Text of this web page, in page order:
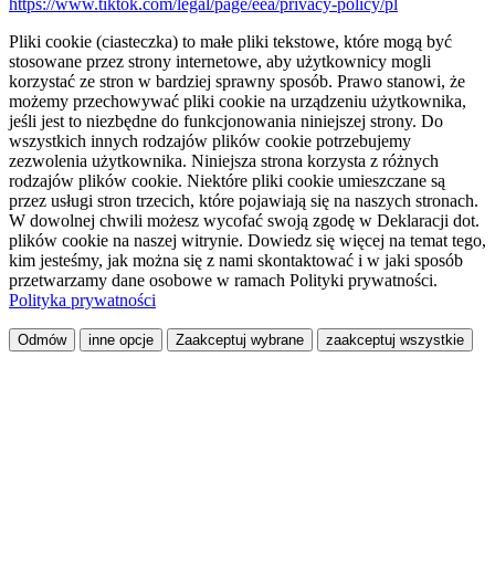
https://www.tiktok.com/legal/page/eea/privacy-policy/pl
Pliki cookie (ciasteczka) to małe pliki tekstowe, które mogą być
stosowane przez strony internetowe, aby użytkownicy mogli
korzystać ze stron w bardziej sprawny sposób. Prawo stanowi, że
możemy przechowywać pliki cookie na urządzeniu użytkownika,
jeśli jest to niezbędne do funkcjonowania niniejszej strony. Do
wszystkich innych rodzajów plików cookie potrzebujemy
zezwolenia użytkownika. Niniejsza strona korzysta z różnych
rodzajów plików cookie. Niektóre pliki cookie umieszczane są
przez usługi stron trzecich, które pojawiają się na naszych stronach.
W dowolnej chwili możesz wycofać swoją zgodę w Deklaracji dot.
plików cookie na naszej witrynie. Dowiedz się więcej na temat tego,
kim jesteśmy, jak można się z nami skontaktować i w jaki sposób
przetwarzamy dane osobowe w ramach Polityki prywatności.
Polityka prywatności
Odmów inne opcje Zaakceptuj wybrane zaakceptuj wszystkie